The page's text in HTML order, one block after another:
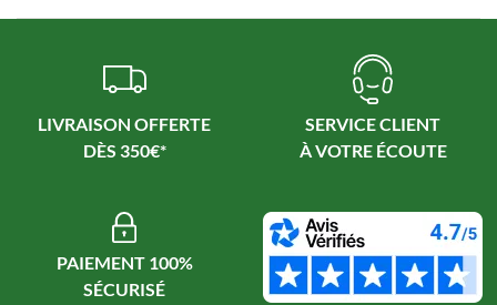
LIVRAISON OFFERTE
DÈS 350€*
SERVICE CLIENT
À VOTRE ÉCOUTE
PAIEMENT 100%